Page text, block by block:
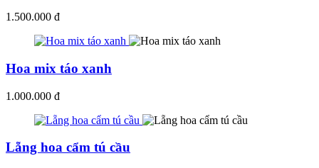
1.500.000 đ
Hoa mix táo xanh
1.000.000 đ
Lẵng hoa cẩm tú cầu